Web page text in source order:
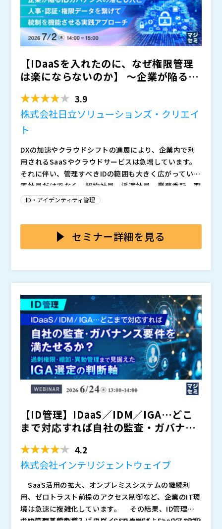
【IDaaSを入れたのに、なぜ権限管理
は楽にならないのか】 ～企業が陥るID
3.9
株式会社日立ソリューションズ・クリエイ
ト
DXの加速やクラウドシフトの進展により、企業内で利
用されるSaaSやクラウドサービスは急増しています。
それに伴い、管理すべきIDの範囲も大きく広がっていま
す。
正社員だけでなく、契約社員、派遣社員、業務委託、取
引先担当者など、いわゆる“非社員”のID管理も不可欠と
み、シングルサインオンや多要素認証など、認証基盤の
整備は進みつつあります。
申請承認の運用負荷が十分に軽減されていないと感じて
いる企業も少なくありません。
IDaaSによって、「誰がログインできるか」「どのサー
ビスに認証連携するか」は管理しやすくなります。しか
し、それだけでは、各システムやSaaS上で「誰に、ど
の権限が、なぜ付与されているのか」「その権限が今も
適切なのか」までは十分に統制できません。
特に、非正規・外部人材の活用やSaaS利用が拡大する
中で、ID・権限管理の運用はさらに複雑になっていま
す。
例えば、
「契約終了した外部人材のアカウントが残っている」
「プロジェクト終了後もSaaSの権限が付与されたまま
ステムで手作業になっている」 「権限の見直しのたび
に、各部門へExcelで確認を依頼している」
といった課題に心当たりはないでしょうか。
人事情報、認証基盤、各SaaSの権限データが分断され
づらく、申請承認や権限見直し、証跡整理も属人的にな
りがちです。
本セミナーでは、IDaaS導入後に残りがちな権限管理や
申請承認、権限見直しの課題に対し、人事情報、認証基
盤、各システムの権限データをどうつなぎ、統制を機能
させるかを解説します。
まず、統合認証・ID管理ソリューション「Extic」を用
いて、シングルサインオン、多要素認証、IDライフサイ
クル管理など、IDaaSで実現できる基本機能を整理しま
ID・アイデンティティ管理
セミナー詳細を見る
【ID管理】IDaaS／IDM／IGA…どこ
まで対応すれば自社の監査・ガバナン
4.2
株式会社インテリジェントウェイブ
SaaS活用の拡大、オンプレミスシステムの継続利
用、ゼロトラスト前提のアクセス制御など、企業のIT環
境は急速に複雑化しています。 その結果、ID管理に
求められる役割も、「ログインできればよい」という段
ID管理基盤の導入により、SSOやMFA、SaaSアカウ